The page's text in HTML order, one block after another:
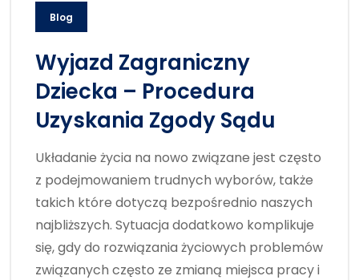
Blog
Wyjazd Zagraniczny
Dziecka – Procedura
Uzyskania Zgody Sądu
Układanie życia na nowo związane jest często
z podejmowaniem trudnych wyborów, także
takich które dotyczą bezpośrednio naszych
najbliższych. Sytuacja dodatkowo komplikuje
się, gdy do rozwiązania życiowych problemów
związanych często ze zmianą miejsca pracy i